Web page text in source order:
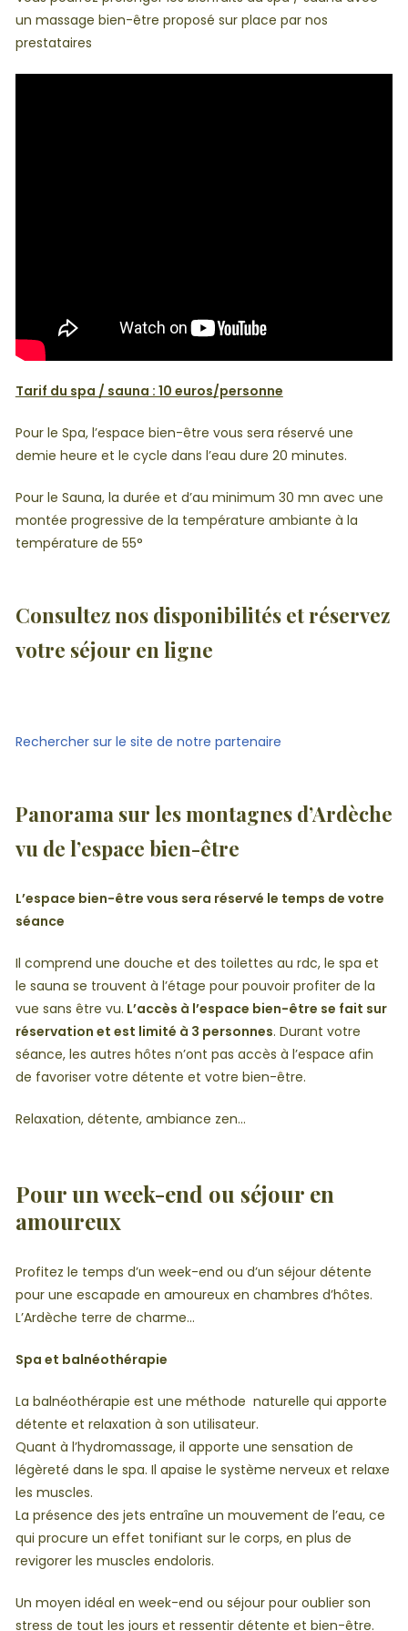
un massage bien-être proposé sur place par nos
prestataires
Tarif du spa / sauna : 10 euros/personne
Pour le Spa, l’espace bien-être vous sera réservé une
demie heure et le cycle dans l’eau dure 20 minutes.
Pour le Sauna, la durée et d’au minimum 30 mn avec une
montée progressive de la température ambiante à la
température de 55°
Consultez nos disponibilités et réservez
votre séjour en ligne
Rechercher sur le site de notre partenaire
Panorama sur les montagnes d’Ardèche
vu de l’espace bien-être
L’espace bien-être vous sera réservé le temps de votre
séance
Il comprend une douche et des toilettes au rdc, le spa et
le sauna se trouvent à l’étage pour pouvoir profiter de la
vue sans être vu. L’accès à l’espace bien-être se fait sur
réservation et est limité à 3 personnes. Durant votre
séance, les autres hôtes n’ont pas accès à l’espace afin
de favoriser votre détente et votre bien-être.
Relaxation, détente, ambiance zen…
Pour un week-end ou séjour en
amoureux
Profitez le temps d’un week-end ou d’un séjour détente
pour une escapade en amoureux en chambres d’hôtes.
L’Ardèche terre de charme…
Spa et balnéothérapie
La balnéothérapie est une méthode naturelle qui apporte
détente et relaxation à son utilisateur.
Quant à l’hydromassage, il apporte une sensation de
légèreté dans le spa. Il apaise le système nerveux et relaxe
les muscles.
La présence des jets entraîne un mouvement de l’eau, ce
qui procure un effet tonifiant sur le corps, en plus de
revigorer les muscles endoloris.
Un moyen idéal en week-end ou séjour pour oublier son
stress de tout les jours et ressentir détente et bien-être.